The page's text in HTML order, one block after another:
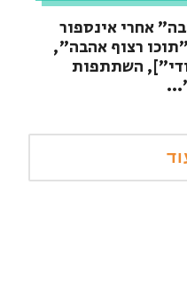
אחרי אינספור
רצוף אהבה",
השתתפות